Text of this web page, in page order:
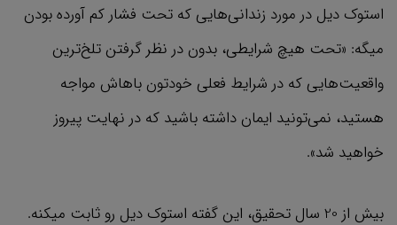
استوک دیل در مورد زندانی‌هایی که تحت فشار کم آورده بودن
میگه: «تحت هیچ شرایطی، بدون در نظر گرفتن تلخ‌ترین
واقعیت‌هایی که در شرایط فعلی خودتون باهاش مواجه
هستید، نمی‌تونید ایمان داشته باشید که در نهایت پیروز
خواهید شد».
بیش از 20 سال تحقیق، این گفته استوک دیل رو ثابت میکنه.